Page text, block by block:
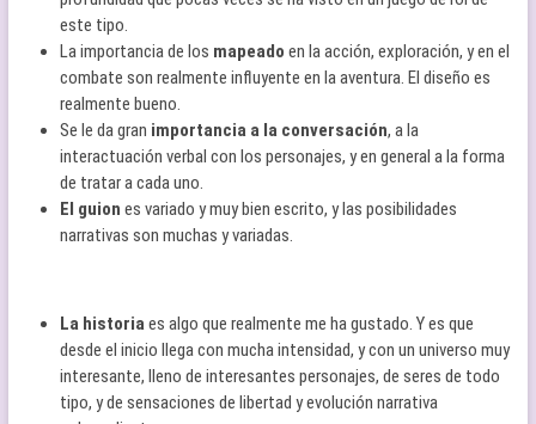
este tipo.
La importancia de los mapeado en la acción, exploración, y en el
combate son realmente influyente en la aventura. El diseño es
realmente bueno.
Se le da gran importancia a la conversación, a la
interactuación verbal con los personajes, y en general a la forma
de tratar a cada uno.
El guion es variado y muy bien escrito, y las posibilidades
narrativas son muchas y variadas.
La historiaes algo que realmente me ha gustado. Y es que
desde el inicio llega con mucha intensidad, y con un universo muy
interesante, lleno de interesantes personajes, de seres de todo
tipo, y de sensaciones de libertad y evolución narrativa